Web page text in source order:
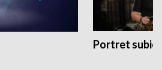
Portret